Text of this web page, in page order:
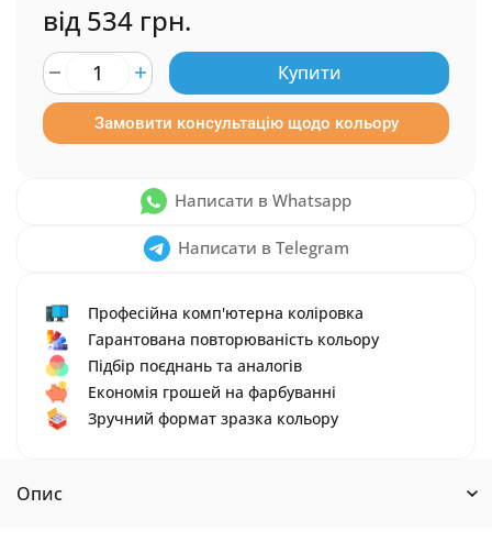
від 534 грн.
Купити
Замовити консультацію щодо кольору
Написати в Whatsapp
Написати в Telegram
Професійна комп'ютерна коліровка
Гарантована повторюваність кольору
Підбір поєднань та аналогів
Економія грошей на фарбуванні
Зручний формат зразка кольору
Опис